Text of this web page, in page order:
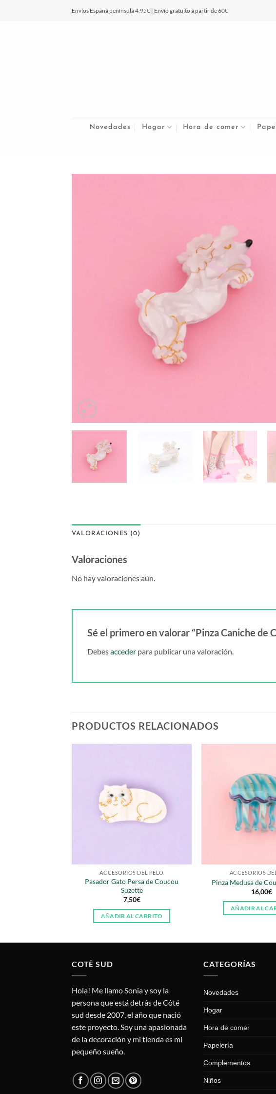
Envíos España península 4,95€ | Envío gratuito a partir de 60€
Novedades Hogar Hora de comer
VALORACIONES (0)
Valoraciones
No hay valoraciones aún.
Sé el primero en valorar “Pinza Caniche de
Debesacceder para publicar una valoración.
PRODUCTOS RELACIONADOS
ACCESORIOS DEL PELO
Pasador Gato Persa de Coucou
Suzette
7,50€
AÑADIR AL CARRITO
ACCESORIOS
Pinza Medusa de
16,00€
AÑADIR AL
COTÊ SUD
Hola! Me llamo Sonia y soy la
persona que está detrás de Côté
sud desde 2007, el año que nació
este proyecto. Soy una apasionada
de la decoración y mi tienda es mi
pequeño sueño.
CATEGORÍAS
Novedades
Hogar
Hora de comer
Papelería
Complementos
Niños